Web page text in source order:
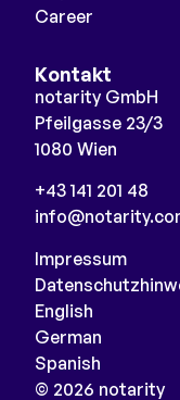
Career
Kontakt
notarity GmbH
Pfeilgasse 23/3
1080 Wien
+43 141 201 48
© 2026 notarity
Impressum
English
German
Spanish